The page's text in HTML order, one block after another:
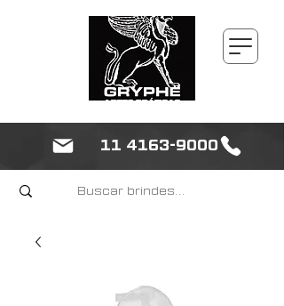
11 4163-9000